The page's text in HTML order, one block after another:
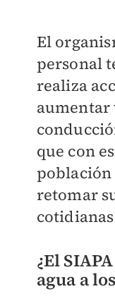
El
personal
realiza
aumentar
que con
población
retomar
¿El
agua a